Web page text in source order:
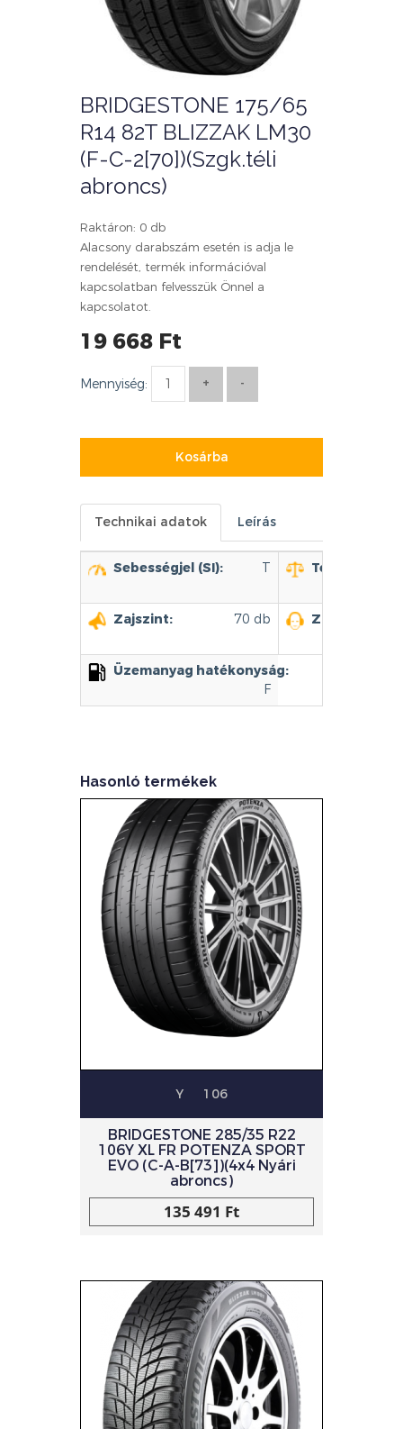
BRIDGESTONE 175/65
R14 82T BLIZZAK LM30
(F-C-2[70])(Szgk.téli
abroncs)
Raktáron: 0 db
Alacsony darabszám esetén is adja le
rendelését, termék információval
kapcsolatban felvesszük Önnel a
kapcsolatot.
19 668 Ft
Mennyiség:
Kosárba
Technikai adatok Leírás
Sebességjel (SI): T
Zajszint: 70 db Zajszint
Üzemanyag hatékonyság:
F
Hasonló termékek
Y 106
BRIDGESTONE 285/35 R22
106Y XL FR POTENZA SPORT
EVO (C-A-B[73])(4x4 Nyári
abroncs)
135 491 Ft